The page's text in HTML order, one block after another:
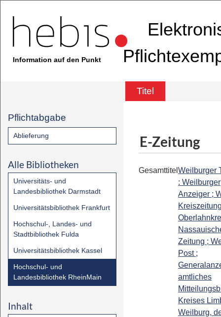
Information auf den Punkt
Titel
Pflichtabgabe
Ablieferung
Alle Bibliotheken
Universitäts- und
Landesbibliothek Darmstadt
Universitätsbibliothek Frankfurt
Hochschul-, Landes- und
Stadtbibliothek Fulda
Universitätsbibliothek Kassel
Hochschul- und
Landesbibliothek RheinMain
Inhalt
E-Zeitung
Gesamttitel Weilburger
: Weilburger
Anzeiger ;
Zeitung ;
Post ;
amtliches
Kreises
Weilburg,